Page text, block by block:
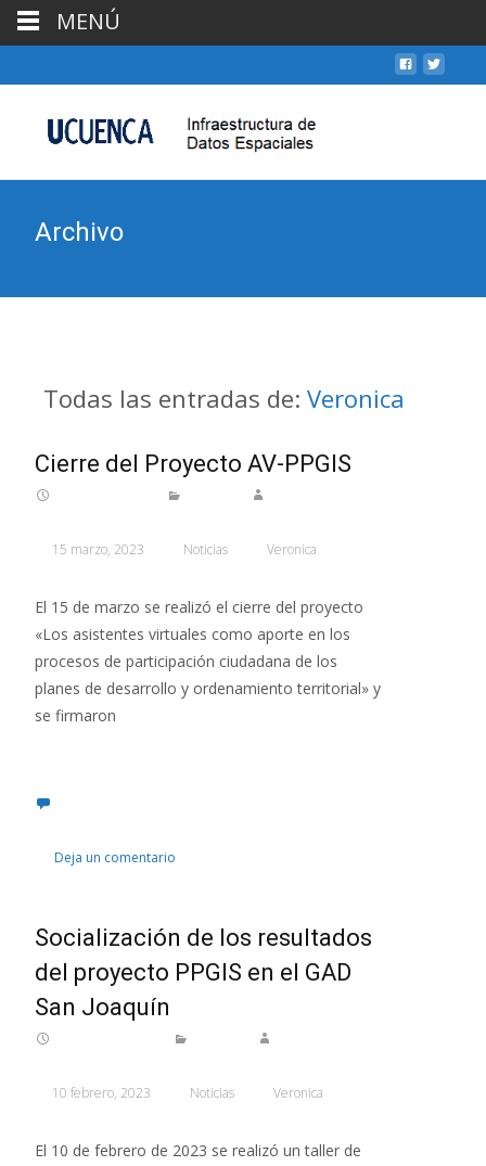
Archivo
Todas las entradas de: Veronica
Cierre del Proyecto AV-PPGIS
15 marzo, 2023 Noticias Veronica
El 15 de marzo se realizó el cierre del proyecto
«Los asistentes virtuales como aporte en los
procesos de participación ciudadana de los
planes de desarrollo y ordenamiento territorial» y
se firmaron
Deja un comentario
Socialización de los resultados
del proyecto PPGIS en el GAD
San Joaquín
10 febrero, 2023 Noticias Veronica
El 10 de febrero de 2023 se realizó un taller de
MENÚ